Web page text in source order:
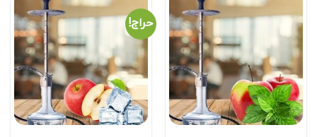
حراج!